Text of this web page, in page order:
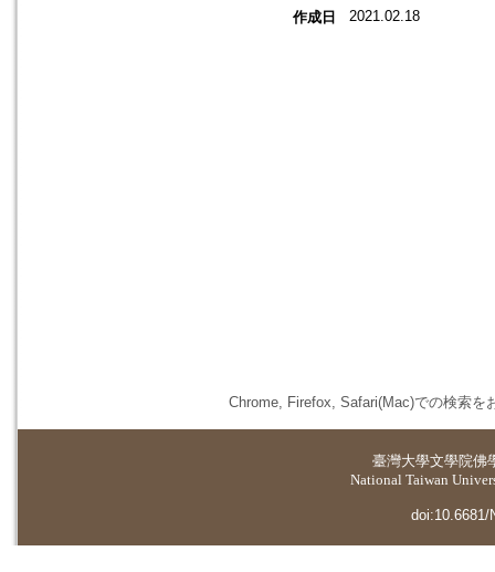
作成日 2021.02.18
Chrome, Firefox, Safari(Mac)での検索を
臺灣大學文學院佛
National Taiwan
doi:10.6681/